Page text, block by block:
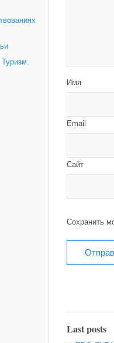
Имя
Email
Сайт
Сохранить
Last posts